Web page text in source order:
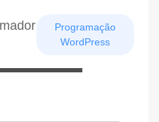
Programação
WordPress